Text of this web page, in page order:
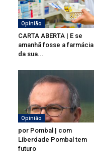
Opinião
CARTA ABERTA | E se
amanhã fosse a farmácia
da sua...
Opinião
por Pombal | com
Liberdade Pombal tem
futuro